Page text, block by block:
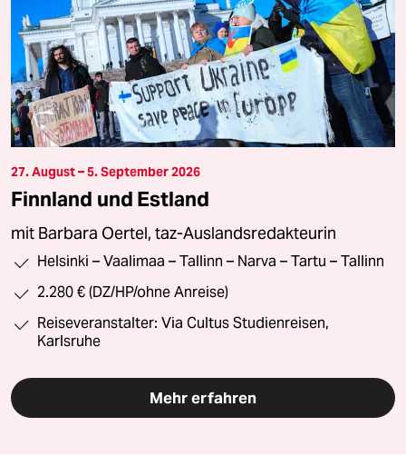
27. August – 5. September 2026
Finnland und Estland
mit Barbara Oertel, taz-Auslandsredakteurin
Helsinki – Vaalimaa – Tallinn – Narva – Tartu – Tallinn
2.280 € (DZ/HP/ohne Anreise)
Reiseveranstalter: Via Cultus Studienreisen,
Karlsruhe
Mehr erfahren